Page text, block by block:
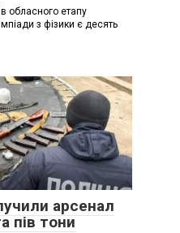
обласного етапу
з фізики є десять
арсенал
пів тони